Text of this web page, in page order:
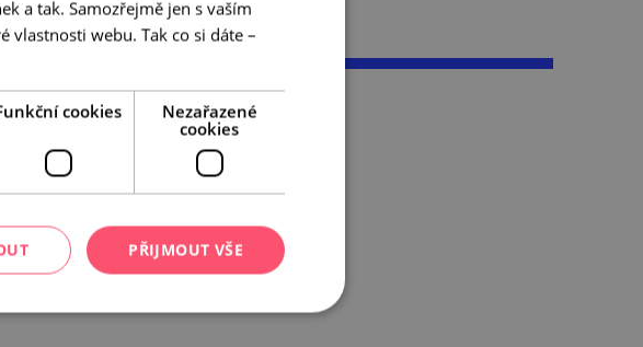
z našich tipů a na záda jen
u telky? Vždycky se můžeš
ve sklípku u vinaře nad
burčákem najdou společnou
a tak. Samozřejmě jen s vaším
webu. Tak co si dáte –
cookies
Nezařazené
cookies
PŘIJMOUT VŠE